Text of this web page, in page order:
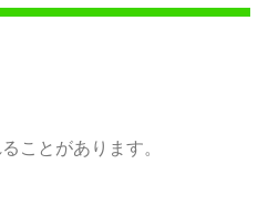
ことがあります。